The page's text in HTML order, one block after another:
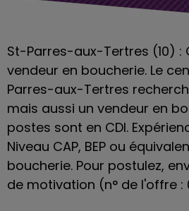
St-Parres-aux-Tertres (10) :
vendeur en boucherie. Le
Parres-aux-Tertres
mais aussi un vendeur en
postes sont en CDI.
Niveau CAP, BEP ou
boucherie. Pour postulez,
de motivation (n° de l'offre :